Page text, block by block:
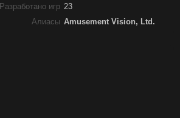
Разработано игр 23
Алиасы Amusement Vision, Ltd.